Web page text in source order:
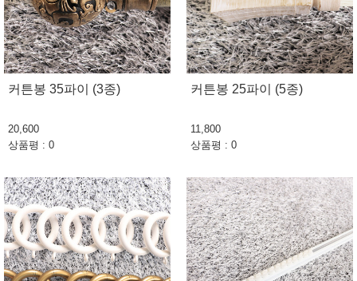
커튼봉 35파이 (3종)
20,600
상품평 : 0
커튼봉 25파이 (5종)
11,800
상품평 : 0